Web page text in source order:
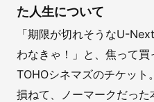
た人生について
「期限が切れそうなU-
わなきゃ！」と、焦って買
TOHOシネマズのチケット
損ねて、ノーマークだった